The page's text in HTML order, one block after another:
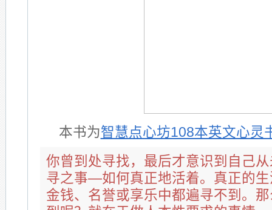
本书为智慧点心坊108本英文心灵
你曾到处寻找，最后才意识到自己
寻之事—如何真正地活着。真正的
金钱、名誉或享乐中都遍寻不到。